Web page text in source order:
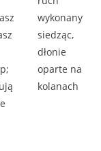
wykonany
siedząc,
dłonie
oparte na
kolanach